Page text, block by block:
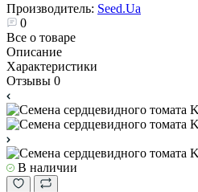
Производитель: Seed.Ua
0
Все о товаре
Описание
Характеристики
Отзывы 0
В наличии